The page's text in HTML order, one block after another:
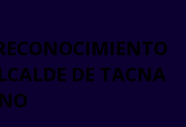
DE TACNA